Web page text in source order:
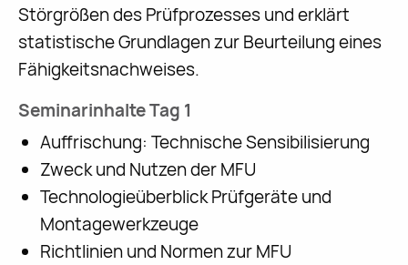
Störgrößen des Prüfprozesses und erklärt
statistische Grundlagen zur Beurteilung eines
Fähigkeitsnachweises.
Seminarinhalte Tag 1
Auffrischung: Technische Sensibilisierung
Zweck und Nutzen der MFU
Technologieüberblick Prüfgeräte und
Montagewerkzeuge
Richtlinien und Normen zur MFU